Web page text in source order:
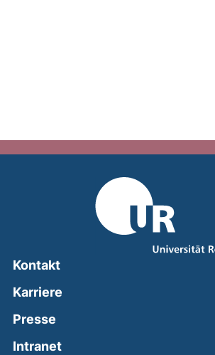
Kontakt
Karriere
Presse
Intranet(external link, opens in a